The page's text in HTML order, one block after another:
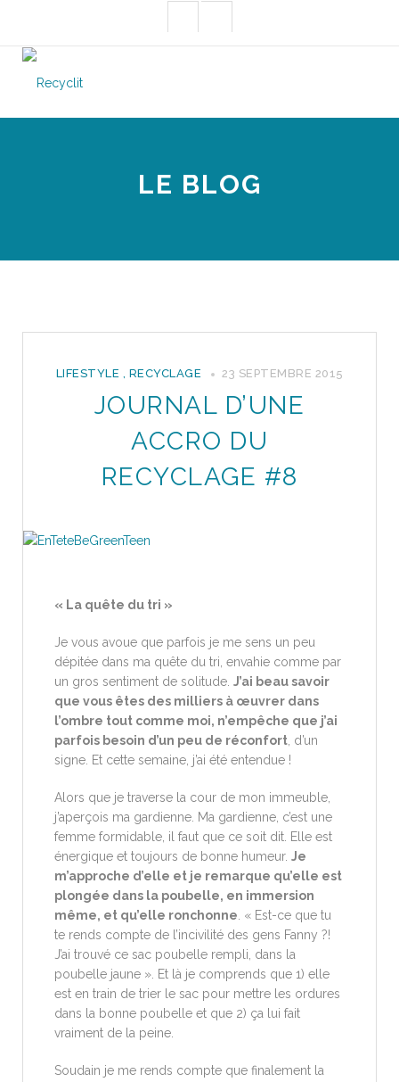
LE BLOG
LIFESTYLE , RECYCLAGE 23 SEPTEMBRE 2015
JOURNAL D’UNE
ACCRO DU
RECYCLAGE #8
« La quête du tri »
Je vous avoue que parfois je me sens un peu
dépitée dans ma quête du tri, envahie comme par
un gros sentiment de solitude. J’ai beau savoir
que vous êtes des milliers à œuvrer dans
l’ombre tout comme moi, n’empêche que j’ai
parfois besoin d’un peu de réconfort , d’un
signe. Et cette semaine, j’ai été entendue !
Alors que je traverse la cour de mon immeuble,
j’aperçois ma gardienne. Ma gardienne, c’est une
femme formidable, il faut que ce soit dit. Elle est
énergique et toujours de bonne humeur. Je
m’approche d’elle et je remarque qu’elle est
plongée dans la poubelle, en immersion
même, et qu’elle ronchonne . « Est-ce que tu
te rends compte de l’incivilité des gens Fanny ?!
J’ai trouvé ce sac poubelle rempli, dans la
poubelle jaune ». Et là je comprends que 1) elle
est en train de trier le sac pour mettre les ordures
dans la bonne poubelle et que 2) ça lui fait
vraiment de la peine.
Soudain je me rends compte que finalement la